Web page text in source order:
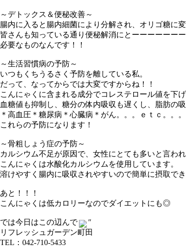
～デトックス＆便秘改善～
腸内に入ると腸内細菌により分解され、オリゴ糖に変
皆さんも知っている通り便秘解消にとーーーーーー
必要なものなんです！！
～生活習慣病の予防～
いつもくちうるさく予防を離している私。
だって、なってからでは大変ですからね！！
こんにゃくに含まれる成分でコレステロール値を下
血糖値も抑制し、糖分の体内吸収も遅くし、脂肪の
＊高血圧＊糖尿病＊心臓病＊がん。。。ｅｔｃ。。。
これらの予防になります！
～骨粗しょう症の予防～
カルシウム不足が原因で、女性にとても多いと言わ
こんにゃくは水酸化カルシウムを使用しています。
溶けやすく腸内に吸収されやすいので簡単に摂取で
あと！！！
こんにゃくは低カロリーなのでダイエットにも◎
では今日はこの辺んで
″
リフレッシュガーデン町田
TEL：042-710-5433